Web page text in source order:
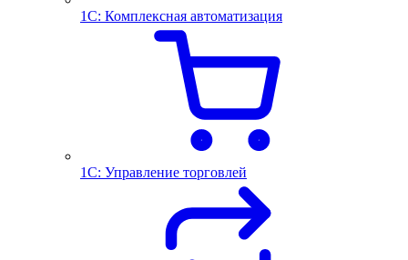
1С: Комплексная автоматизация
1С: Управление торговлей